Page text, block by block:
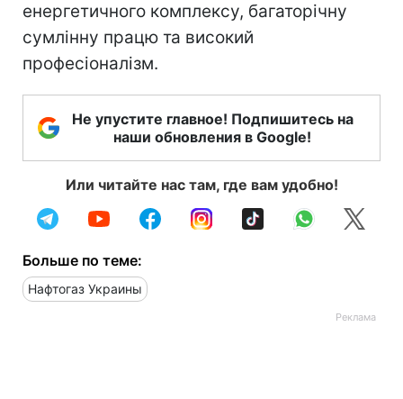
енергетичного комплексу, багаторічну
сумлінну працю та високий
професіоналізм.
Не упустите главное! Подпишитесь на
наши обновления в Google!
Или читайте нас там, где вам удобно!
Больше по теме:
Нафтогаз Украины